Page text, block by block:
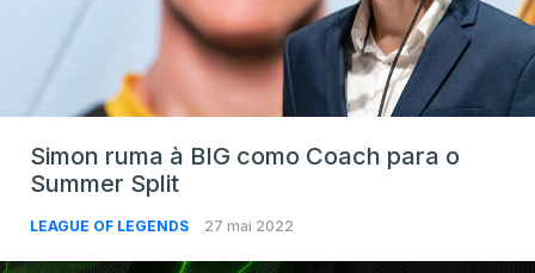
Simon ruma à BIG como Coach para o
Summer Split
LEAGUE OF LEGENDS 27 mai 2022